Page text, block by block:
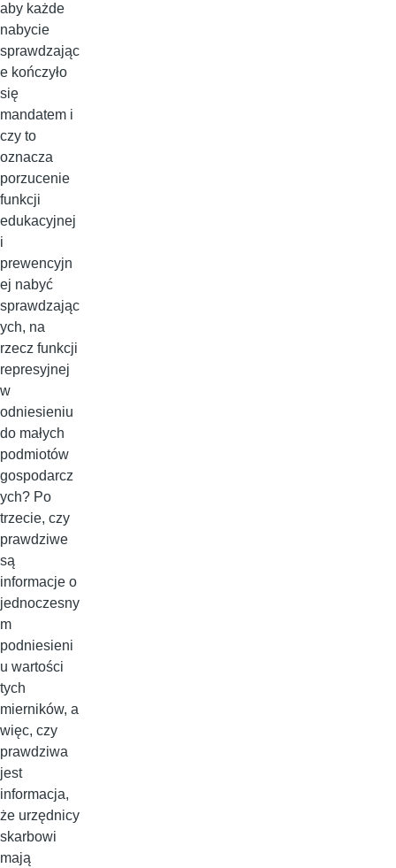
aby każde
nabycie
sprawdzając
e kończyło
się
mandatem i
czy to
oznacza
porzucenie
funkcji
edukacyjnej
i
prewencyjn
ej nabyć
sprawdzając
ych, na
rzecz funkcji
represyjnej
w
odniesieniu
do małych
podmiotów
gospodarcz
ych? Po
trzecie, czy
prawdziwe
są
informacje o
jednoczesny
m
podniesieni
u wartości
tych
mierników, a
więc, czy
prawdziwa
jest
informacja,
że urzędnicy
skarbowi
mają